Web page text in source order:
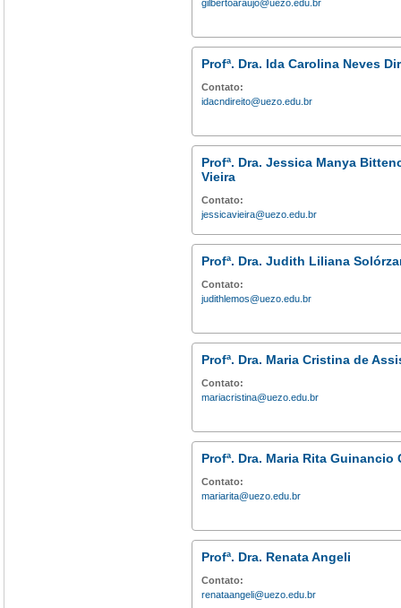
gilbertoaraujo@uezo.edu.br
Profª. Dra. Ida Carolina Neves
Contato:
idacndireito@uezo.edu.br
Profª. Dra. Jessica Manya
Vieira
Contato:
jessicavieira@uezo.edu.br
Profª. Dra. Judith Liliana
Contato:
judithlemos@uezo.edu.br
Profª. Dra. Maria Cristina de
Contato:
mariacristina@uezo.edu.br
Profª. Dra. Maria Rita Guinancio
Contato:
mariarita@uezo.edu.br
Profª. Dra. Renata Angeli
Contato:
renataangeli@uezo.edu.br